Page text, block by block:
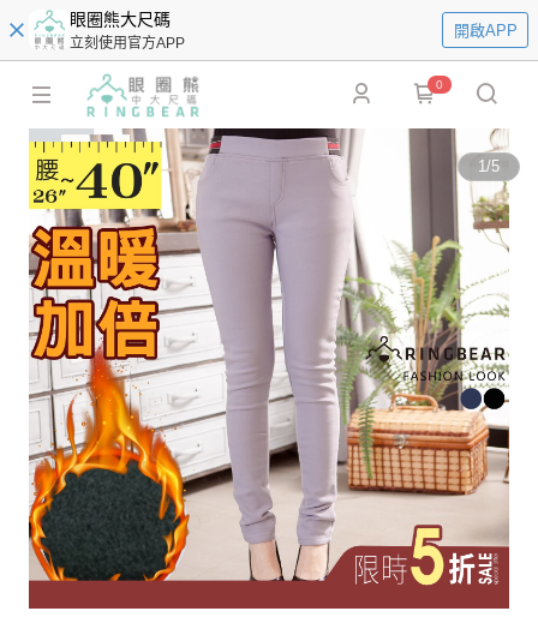
眼圈熊大尺碼
立刻使用官方APP
開啟APP
0
1/5